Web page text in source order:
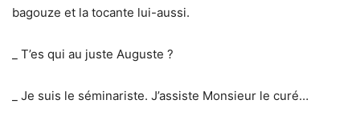
bagouze et la tocante lui-aussi.
_ T’es qui au juste Auguste ?
_ Je suis le séminariste. J’assiste Monsieur le curé…